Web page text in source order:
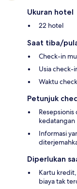
Ukuran hotel
22 hotel
Saat tiba/
Check-in
Usia check-
Waktu
Petunjuk
kedatangan
Informasi
Diperlukan
Kartu
biaya tak